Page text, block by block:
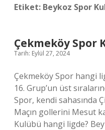
Etiket: Beykoz Spor
Çekmeköy Spor
Tarih: Eylül 27, 2024
Çekmeköy Spor hangi
16. Grup’un üst
Spor, kendi sahasında
Maçın gollerini Mesut
Kulübü hangi ligde?